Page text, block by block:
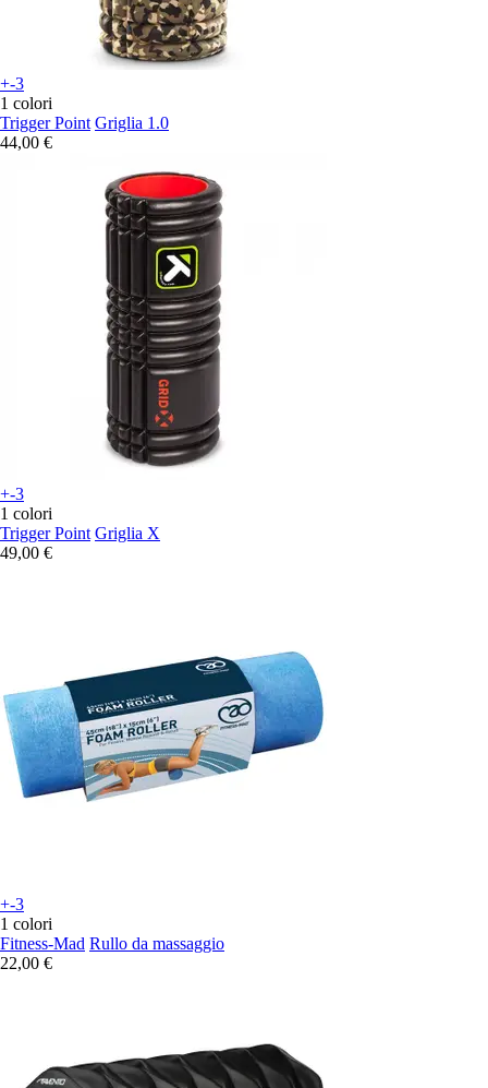
+-3
1 colori
Trigger Point Griglia 1.0
44,00 €
+-3
1 colori
Trigger Point Griglia X
49,00 €
+-3
1 colori
Fitness-Mad Rullo da massaggio
22,00 €